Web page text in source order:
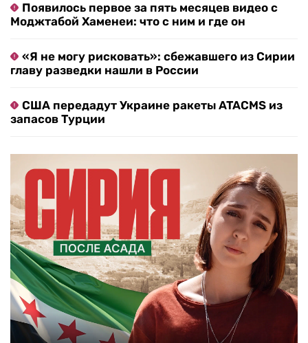
Появилось первое за пять месяцев видео с
Моджтабой Хаменеи: что с ним и где он
«Я не могу рисковать»: сбежавшего из Сирии
главу разведки нашли в России
США передадут Украине ракеты ATACMS из
запасов Турции